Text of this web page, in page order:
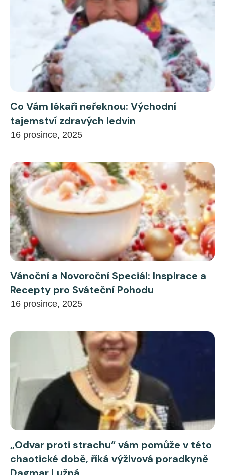
Co Vám lékaři neřeknou: Východní
tajemství zdravých ledvin
16 prosince, 2025
Vánoční a Novoroční Speciál: Inspirace a
Recepty pro Sváteční Pohodu
16 prosince, 2025
„Odvar proti strachu“ vám pomůže v této
chaotické době, říká výživová poradkyně